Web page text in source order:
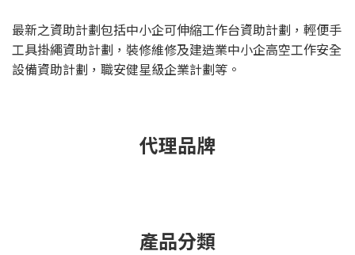
最新之資助計劃包括中小企可伸縮工作台資助計劃，輕便手
工具掛繩資助計劃，裝修維修及建造業中小企高空工作安全
設備資助計劃，職安健星級企業計劃等。
代理品牌
產品分類